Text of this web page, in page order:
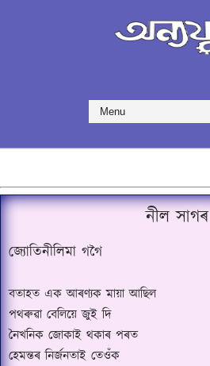
নীল সাগৰ
জ্যোতিনীলিমা গগৈ
বতাহত এক আৰণ্যক মায়া আছিল
পথৰুৱা বেলিয়ে জুই দি
নৈখনিক জোকাই থকাৰ পৰত
হেমন্তৰ নিৰ্জনতাই তেওঁক